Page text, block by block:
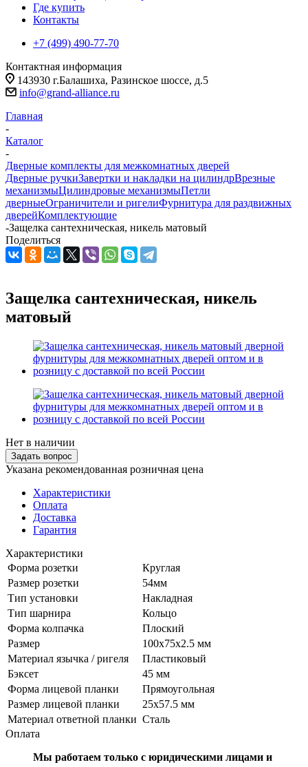
Где купить
Контакты
+7 (499) 490-77-70
Контактная информация
143930 г.Балашиха, Разинское шоссе, д.5
info@grand-alliance.ru
Главная
-
Каталог
-
Дверные комплекты для межкомнатных дверей
Дверные ручкиЗавертки и накладки на цилиндрВрезные
механизмыЦилиндровые механизмыПетли
дверныеОграничители и ригелиФурнитура для раздвижных
дверейКомплектующие
-Защелка сантехническая, никель матовый
Поделиться
Защелка сантехническая, никель
матовый
Нет в наличии
Задать вопрос
Указана рекомендованная розничная цена
Характеристики
Оплата
Доставка
Гарантия
Характеристики
Форма розетки
Круглая
Размер розетки
54мм
Тип установки
Накладная
Тип шарнира
Кольцо
Форма колпачка
Плоский
Размер
100х75х2.5 мм
Материал язычка / ригеля
Пластиковый
Бэксет
45 мм
Форма лицевой планки
Прямоугольная
Размер лицевой планки
25x57.5 мм
Материал ответной планки Сталь
Оплата
Мы работаем только с юридическими лицами и